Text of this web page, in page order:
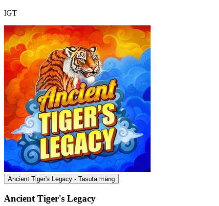
IGT
Ancient Tiger's Legacy - Tasuta mäng
Ancient Tiger's Legacy